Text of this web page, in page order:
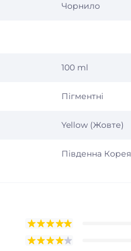
Чорнило
100 ml
Пігментні
Yellow (Жовте)
Південна Корея